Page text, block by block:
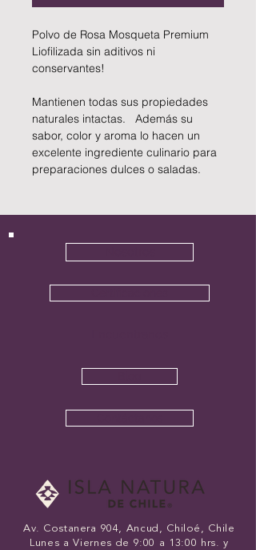
Polvo de Rosa Mosqueta Premium
Liofilizada sin aditivos ni
conservantes!
Mantienen todas sus propiedades
naturales intactas. Además su
sabor, color y aroma lo hacen un
excelente ingrediente culinario para
preparaciones dulces o saladas.
Av. Costanera 904, Ancud, Chiloé, Chile
Lunes a Viernes de 9:00 a 13:00 hrs. y